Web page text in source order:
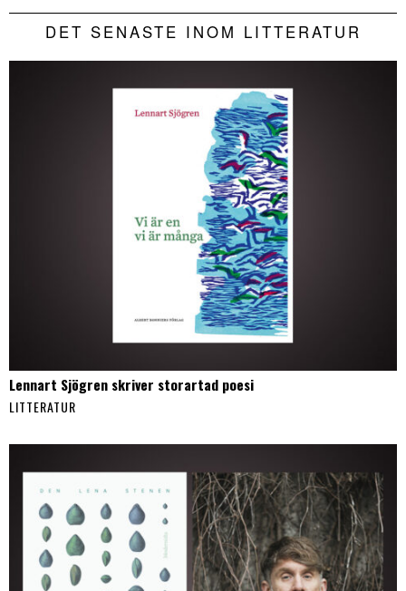
DET SENASTE INOM LITTERATUR
Lennart Sjögren skriver storartad poesi
LITTERATUR